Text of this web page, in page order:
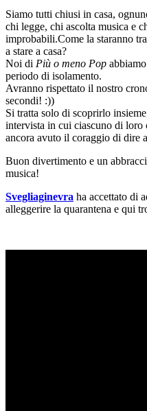
Siamo tutti chiusi in casa,
chi legge, chi ascolta musica e
improbabili.Come la staranno
a stare a casa?
Noi di Più o meno Pop
periodo di isolamento.
Avranno rispettato il nostro
secondi! :))
Si tratta solo di scoprirlo
intervista in cui ciascuno di loro
ancora avuto il coraggio di dire
Buon divertimento e un
musica!
Svegliaginevra ha accettato di
alleggerire la quarantena e qui